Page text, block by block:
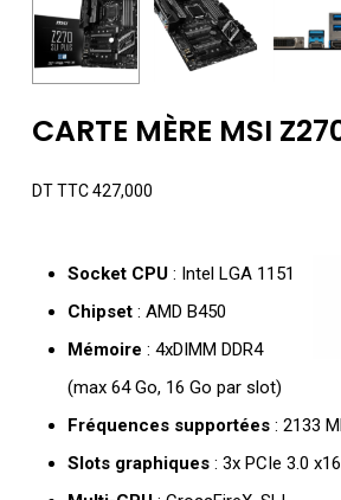
CARTE MÈRE MSI
DT TTC427,000
Socket CPU: Intel LGA 1151
Chipset: AMD B450
Mémoire : 4xDIMM DDR4
(max 64 Go, 16 Go par slot)
Fréquences supportées: 2133
Slots graphiques: 3x PCIe 3.0 x16